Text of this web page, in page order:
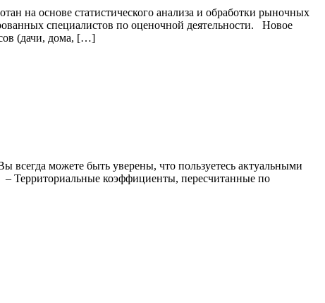
на основе статистического анализа и обработки рыночных
специалистов по оценочной деятельности. Новое
(дачи, дома, […]
можете быть уверены, что пользуетесь актуальными
Территориальные коэффициенты, пересчитанные по